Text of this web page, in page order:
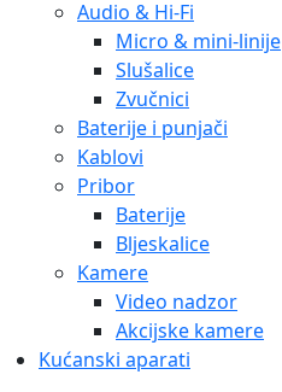
Audio & Hi-Fi
Micro & mini-linije
Slušalice
Zvučnici
Baterije i punjači
Kablovi
Pribor
Baterije
Bljeskalice
Kamere
Video nadzor
Akcijske kamere
Kućanski aparati